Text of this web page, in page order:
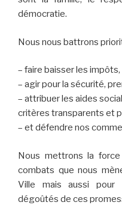
démocratie.
Nous nous battrons
– faire baisser les impôts,
– agir pour la sécurité,
– attribuer les aides
critères transparents et
– et défendre nos
Nous mettrons la
combats que nous
Ville mais aussi pour
dégoûtés de ces